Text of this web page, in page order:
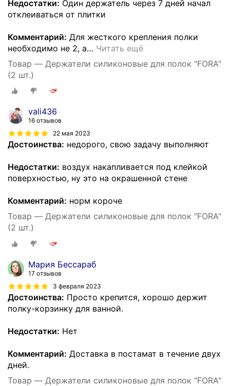
Недостатки: Один держатель через 7 дней начал
отклеиваться от плитки
Комментарий: Для жесткого крепления полки
необходимо не 2, а… Читать ещё
Товар — Держатели силиконовые для полок "FORA"
(2 шт.)
vali436
16 отзывов
22 мая 2023
Достоинства: недорого, свою задачу выполняют
Недостатки: воздух накапливается под клейкой
поверхностью, ну это на окрашенной стене
Комментарий: норм короче
Товар — Держатели силиконовые для полок "FORA"
(2 шт.)
Мария Бессараб
17 отзывов
3 февраля 2023
Достоинства: Просто крепится, хорошо держит
полку-корзинку для ванной.
Недостатки: Нет
Комментарий: Доставка в постамат в течение двух
дней.
Товар — Держатели силиконовые для полок "FORA"